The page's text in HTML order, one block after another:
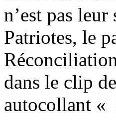
n’est pas
Patriotes, le
dans le clip
autocollant «